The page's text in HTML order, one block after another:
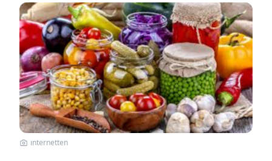
ınternetten